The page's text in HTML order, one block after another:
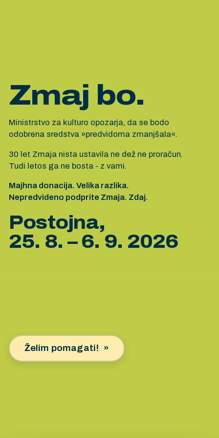
Zmaj bo.
Ministrstvo za kulturo opozarja, da se bodo
odobrena sredstva »predvidoma zmanjšala«.
30 let Zmaja nista ustavila ne dež ne proračun.
Tudi letos ga ne bosta - z vami.
Majhna donacija. Velika razlika.
Nepredvideno podprite Zmaja. Zdaj.
Postojna,
25. 8. – 6. 9. 2026
Želim pomagati! »